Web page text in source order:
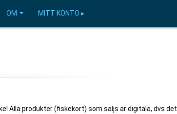
OM MITT KONTO ▸
Alla produkter (fiskekort) som säljs är digitala, dvs det